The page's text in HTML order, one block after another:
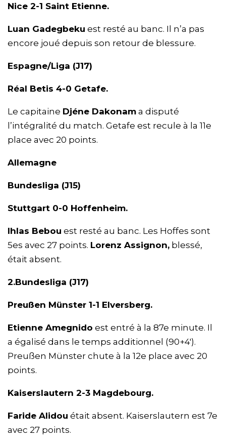
Nice 2-1 Saint Etienne.
Luan Gadegbeku est resté au banc. Il n’a pas
encore joué depuis son retour de blessure.
Espagne/Liga (J17)
Réal Betis 4-0 Getafe.
Le capitaine Djéne Dakonam a disputé
l’intégralité du match. Getafe est recule à la 11e
place avec 20 points.
Allemagne
Bundesliga (J15)
Stuttgart 0-0 Hoffenheim.
Ihlas Bebou est resté au banc. Les Hoffes sont
5es avec 27 points. Lorenz Assignon, blessé,
était absent.
2.Bundesliga (J17)
Preußen Münster 1-1 Elversberg.
Etienne Amegnido est entré à la 87e minute. Il
a égalisé dans le temps additionnel (90+4′).
Preußen Münster chute à la 12e place avec 20
points.
Kaiserslautern 2-3 Magdebourg.
Faride Alidou était absent. Kaiserslautern est 7e
avec 27 points.